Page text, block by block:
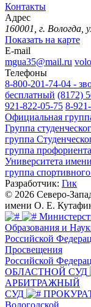
Контакты
Адрес
160001, г. Вологда,
Показать на карте
E-mail
mgua35@mail.ru
Телефоны
8-800-201-74-04 -
бесплатный (8172)
921-822-05-75 8-
Официальная
Группа
группа
группа
Университета
группа
Разработчик: Гик
© 2026 Северо-
имени О. Е.
Образования и
Российской
Просвещения
Российской
ОБЛАСТНОЙ СУД
АРБИТРАЖНЫЙ
СУД
Вологодской